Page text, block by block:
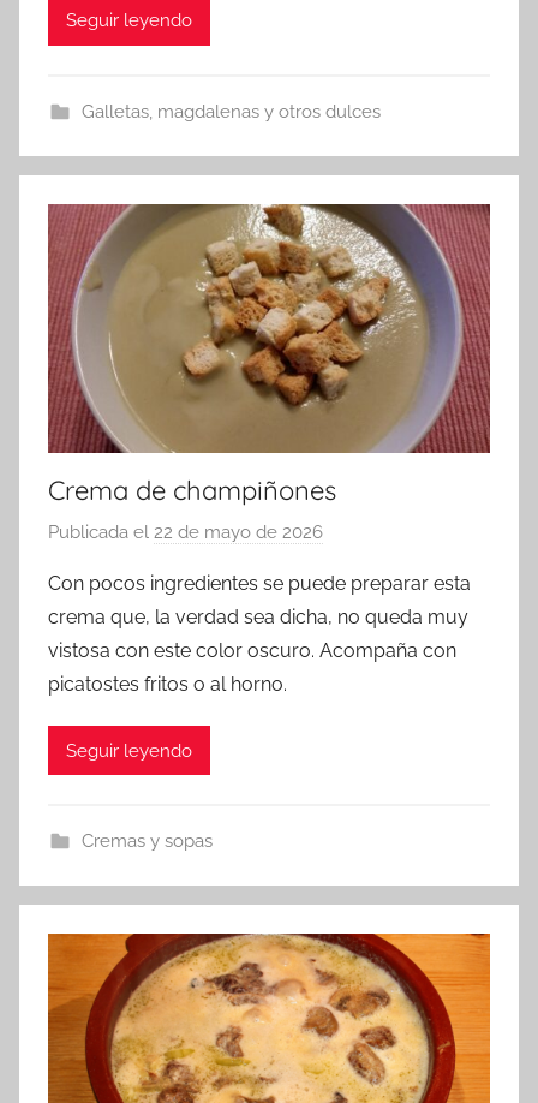
Seguir leyendo
Galletas, magdalenas y otros dulces
Crema de champiñones
Publicada el 22 de mayo de 2026
r
a
d
Con pocos ingredientes se puede preparar esta
crema que, la verdad sea dicha, no queda muy
vistosa con este color oscuro. Acompaña con
picatostes fritos o al horno.
Seguir leyendo
Cremas y sopas